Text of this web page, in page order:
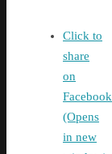
Click to
share
on
Facebook
(Opens
in new